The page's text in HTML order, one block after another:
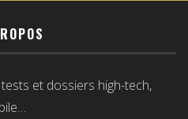
et dossiers high-tech,